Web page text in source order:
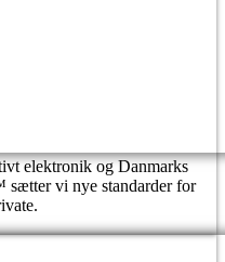
elektronik og Danmarks
sætter vi nye standarder for